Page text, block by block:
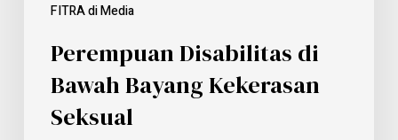
FITRA di Media
Perempuan Disabilitas di
Bawah Bayang Kekerasan
Seksual